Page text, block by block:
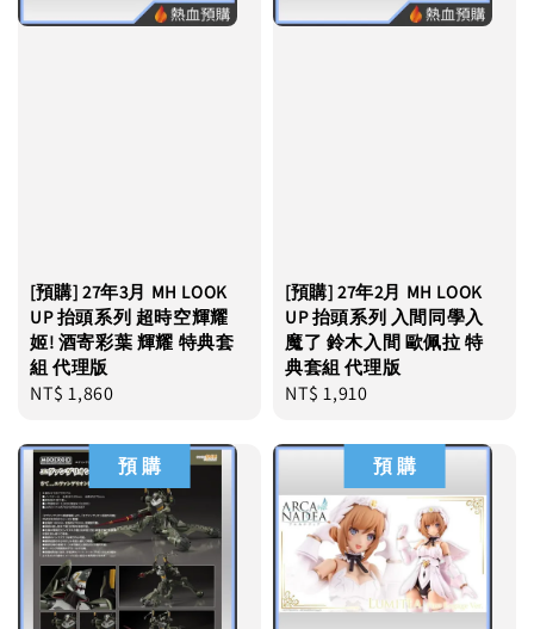
[預購] 27年3月 MH LOOK
UP 抬頭系列 超時空輝耀
姬! 酒寄彩葉 輝耀 特典套
組 代理版
Regular
NT$ 1,860
[預購] 27年2月 MH LOOK
UP 抬頭系列 入間同學入
魔了 鈴木入間 歐佩拉 特
典套組 代理版
Regular
NT$ 1,910
預 購 預 購